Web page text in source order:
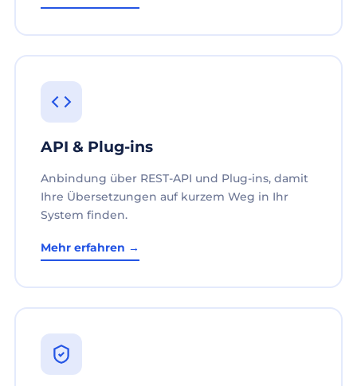
API & Plug-ins
Anbindung über REST-API und Plug-ins, damit
Ihre Übersetzungen auf kurzem Weg in Ihr
System finden.
Mehr erfahren →